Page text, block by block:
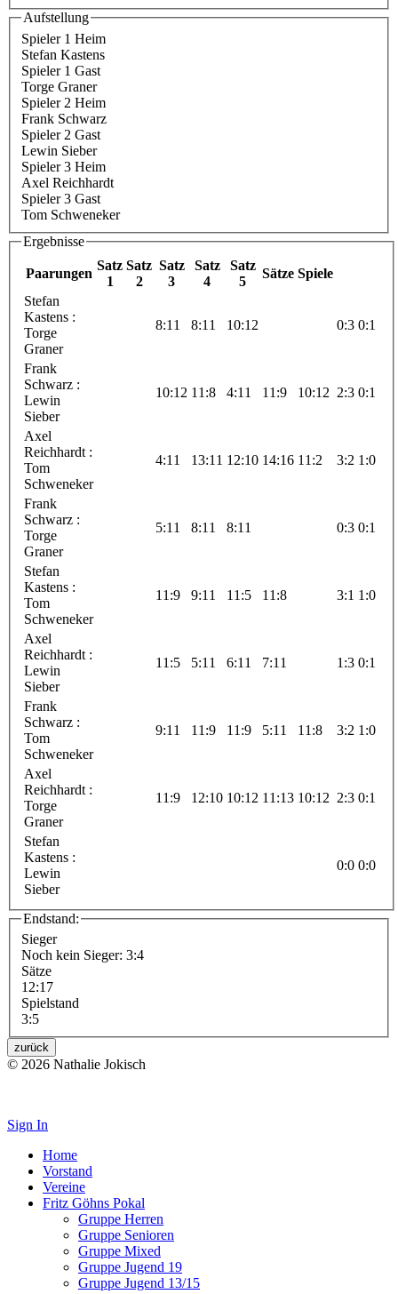
Aufstellung
Spieler 1 Heim
Stefan Kastens
Spieler 1 Gast
Torge Graner
Spieler 2 Heim
Frank Schwarz
Spieler 2 Gast
Lewin Sieber
Spieler 3 Heim
Axel Reichhardt
Spieler 3 Gast
Tom Schweneker
Ergebnisse
Paarungen
Satz
1
Satz
2
Satz
3
Satz
4
Satz
5
Sätze Spiele
Stefan
Kastens :
Torge
Graner
8:11 8:11 10:12 0:3 0:1
Frank
Schwarz :
Lewin
Sieber
10:12 11:8 4:11 11:9 10:12 2:3 0:1
Axel
Reichhardt :
Tom
Schweneker
4:11 13:11 12:10 14:16 11:2 3:2 1:0
Frank
Schwarz :
Torge
Graner
5:11 8:11 8:11 0:3 0:1
Stefan
Kastens :
Tom
Schweneker
11:9 9:11 11:5 11:8 3:1 1:0
Axel
Reichhardt :
Lewin
Sieber
11:5 5:11 6:11 7:11 1:3 0:1
Frank
Schwarz :
Tom
Schweneker
9:11 11:9 11:9 5:11 11:8 3:2 1:0
Axel
Reichhardt :
Torge
Graner
11:9 12:10 10:12 11:13 10:12 2:3 0:1
Stefan
Kastens :
Lewin
Sieber
0:0 0:0
Endstand:
Sieger
Noch kein Sieger: 3:4
Sätze
12:17
Spielstand
3:5
zurück
© 2026 Nathalie Jokisch
Sign In
Home
Vorstand
Vereine
Fritz Göhns Pokal
Gruppe Herren
Gruppe Senioren
Gruppe Mixed
Gruppe Jugend 19
Gruppe Jugend 13/15